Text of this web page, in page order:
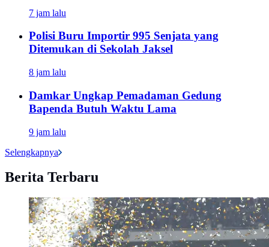
7 jam lalu
Polisi Buru Importir 995 Senjata yang
Ditemukan di Sekolah Jaksel
8 jam lalu
Damkar Ungkap Pemadaman Gedung
Bapenda Butuh Waktu Lama
9 jam lalu
Selengkapnya
Berita Terbaru